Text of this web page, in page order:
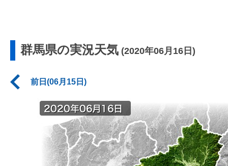
群馬県の実況天気 (2020年06月16日)
前日(06月15日)